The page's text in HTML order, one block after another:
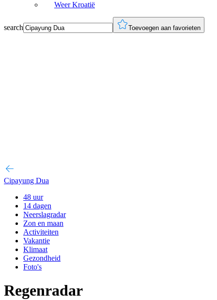
Weer Kroatië
search Toevoegen aan favorieten
Cipayung Dua
48 uur
14 dagen
Neerslagradar
Zon en maan
Activiteiten
Vakantie
Klimaat
Gezondheid
Foto's
Regenradar